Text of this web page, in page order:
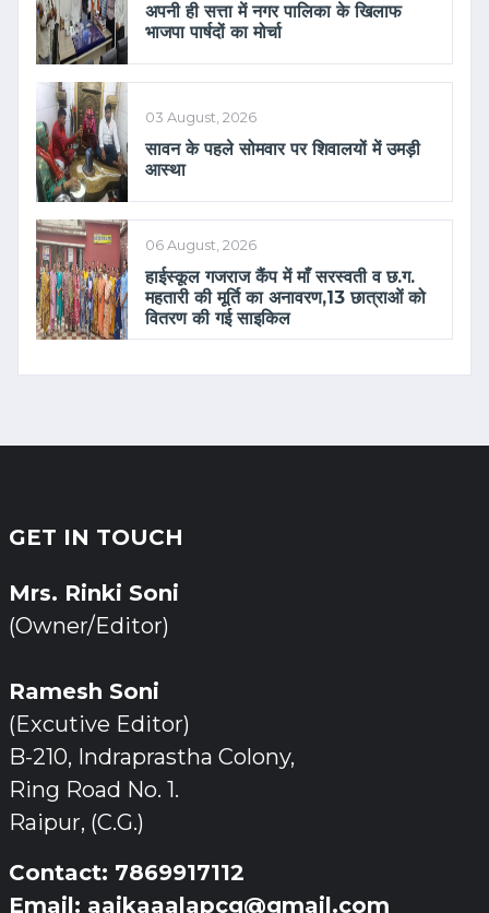
अपनी ही सत्ता में नगर पालिका के खिलाफ
भाजपा पार्षदों का मोर्चा
03 August, 2026
सावन के पहले सोमवार पर शिवालयों में उमड़ी
आस्था
06 August, 2026
हाईस्कूल गजराज कैंप में माँ सरस्वती व छ.ग.
महतारी की मूर्ति का अनावरण,13 छात्राओं को
वितरण की गई साइकिल
GET IN TOUCH
Mrs. Rinki Soni
(Owner/Editor)
Ramesh Soni
(Excutive Editor)
B-210, Indraprastha Colony,
Ring Road No. 1.
Raipur, (C.G.)
Contact: 7869917112
Email: aajkaaalapcg@gmail.com